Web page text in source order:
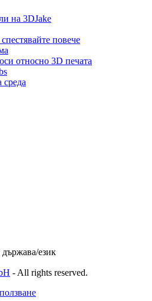
на 3DJake
повече
относно 3D печата
език
- All rights reserved.